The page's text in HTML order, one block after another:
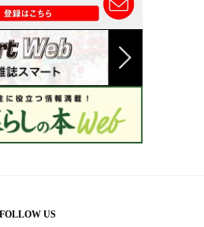
FOLLOW US